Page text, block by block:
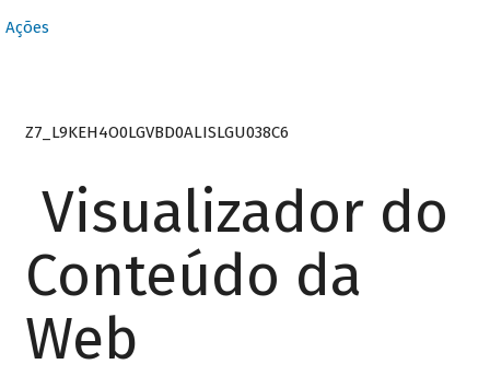
Ações
Z7_L9KEH4O0LGVBD0ALISLGU038C6
Visualizador do
Conteúdo da
Web